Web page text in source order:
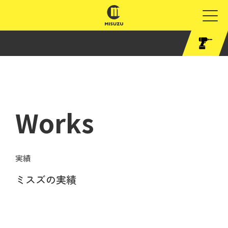
Works
実績
ミスズの実績